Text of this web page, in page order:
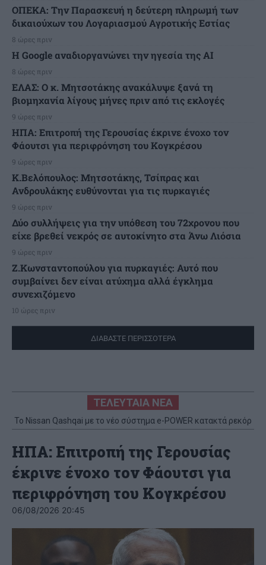
ΟΠΕΚΑ: Την Παρασκευή η δεύτερη πληρωμή των
δικαιούχων του Λογαριασμού Αγροτικής Εστίας
8 ώρες πριν
H Google αναδιοργανώνει την ηγεσία της AI
8 ώρες πριν
ΕΛΑΣ: Ο κ. Μητσοτάκης ανακάλυψε ξανά τη
βιομηχανία λίγους μήνες πριν από τις εκλογές
9 ώρες πριν
ΗΠΑ: Επιτροπή της Γερουσίας έκρινε ένοχο τον
Φάουτσι για περιφρόνηση του Κογκρέσου
9 ώρες πριν
K.Βελόπουλος: Μητσοτάκης, Τσίπρας και
Ανδρουλάκης ευθύνονται για τις πυρκαγιές
9 ώρες πριν
Δύο συλλήψεις για την υπόθεση του 72χρονου που
είχε βρεθεί νεκρός σε αυτοκίνητο στα Άνω Λιόσια
9 ώρες πριν
Ζ.Κωνσταντοπούλου για πυρκαγιές: Αυτό που
συμβαίνει δεν είναι ατύχημα αλλά έγκλημα
συνεχιζόμενο
10 ώρες πριν
ΔΙΑΒΑΣΤΕ ΠΕΡΙΣΣΟΤΕΡΑ